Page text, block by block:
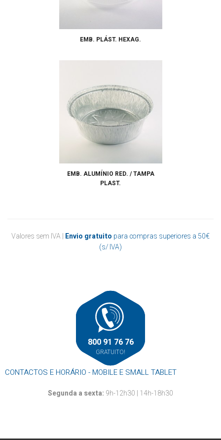
EMB. PLÁST. HEXAG.
EMB. ALUMÍNIO RED. / TAMPA
PLAST.
Valores sem IVA | Envio gratuito para compras superiores a 50€
(s/ IVA)
800 91 76 76
GRATUITO!
CONTACTOS E HORÁRIO - MOBILE E SMALL TABLET
Segunda a sexta: 9h-12h30 | 14h-18h30